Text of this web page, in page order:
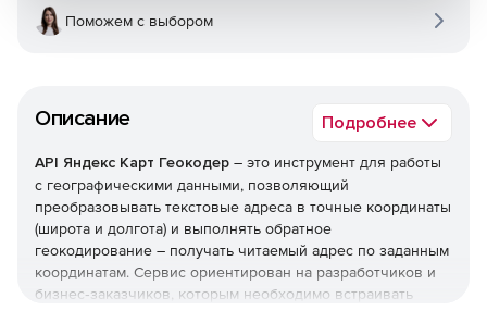
Описание Подробнее
API Яндекс Карт Геокодер – это инструмент для работы
с географическими данными, позволяющий
преобразовывать текстовые адреса в точные координаты
(широта и долгота) и выполнять обратное
геокодирование – получать читаемый адрес по заданным
координатам. Сервис ориентирован на разработчиков и
бизнес‑заказчиков, которым необходимо встраивать
Поможем с выбором